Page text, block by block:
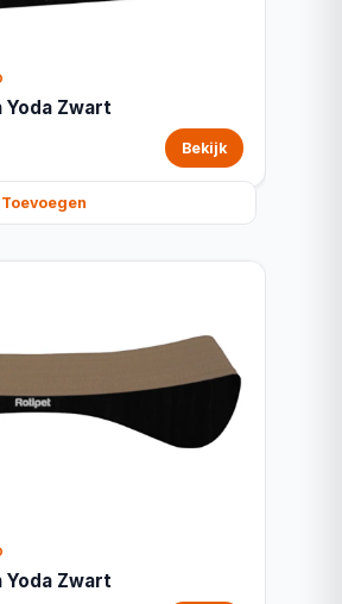
Zwart
Bekijk
Toevoegen
Zwart